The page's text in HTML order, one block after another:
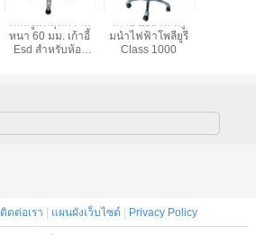
คลีนรูมหมุนความ
หนา 60 มม. เก้าอี้
Esd สำหรับห้อง
เก้าอี้ Esd คลีนรู
มนำไฟฟ้าโพลียูรี
Class 1000
ติดต่อเรา | แผนผังเว็บไซต์ | Privacy Policy